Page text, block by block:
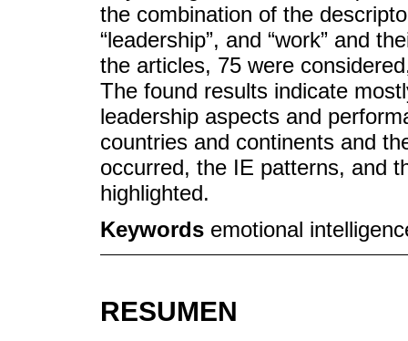
the combination of the
“leadership”, and “work” and
the articles, 75 were
The found results indicate
leadership aspects and
countries and continents and
occurred, the IE patterns, and
highlighted.
Keywords emotional
RESUMEN